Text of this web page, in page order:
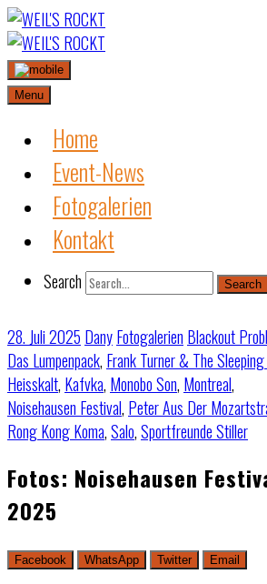
Skip
to
content
Menu
Home
Event-News
Fotogalerien
Kontakt
Search Search
28. Juli 2025 DanyFotogalerien Blackout
Das Lumpenpack, Frank Turner & The
Heisskalt, Kafvka, Monobo Son, Montreal,
Noisehausen Festival, Peter Aus Der
Rong Kong Koma,Salo,Sportfreunde Stiller
Fotos: Noisehausen
2025
Facebook WhatsApp Twitter Email